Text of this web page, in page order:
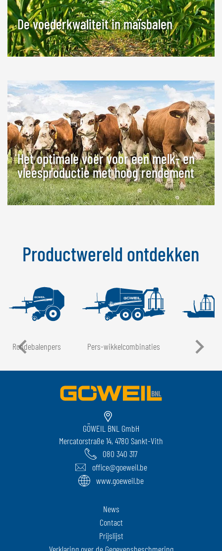
De voederkwaliteit in maïsbalen
Het optimale voer voor een melk- en
vleesproductie met hoog rendement
Productwereld ontdekken
Rondebalenpers Pers-wikkelcombinaties
GÖWEIL BNL GmbH
Mercatorstraße 14, 4780 Sankt-Vith
080 340 317
office@goeweil.be
www.goeweil.be
News
Contact
Prijslijst